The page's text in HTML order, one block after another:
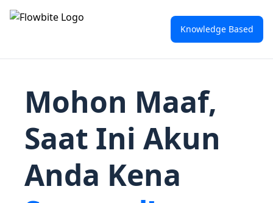
Knowledge Based
Mohon Maaf,
Saat Ini Akun
Anda Kena